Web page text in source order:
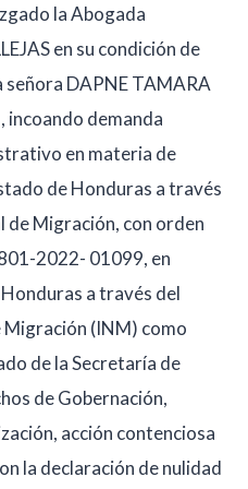
la Abogada
en su condición de
señora DAPNE TAMARA
incoando demanda
en materia de
de Honduras a través
Migración, con orden
2022- 01099, en
a través del
(INM) como
de la Secretaría de
de Gobernación,
acción contenciosa
la declaración de nulidad